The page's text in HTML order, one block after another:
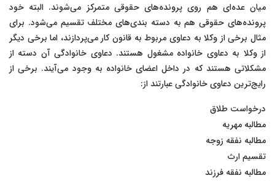
میان عده‌ای هم روی پرونده‌های حقوقی متمرکز می‌شوند. البته خود
پرونده‌های حقوقی هم به دسته بندی‌های مختلف تقسیم می‌شود. برای
مثال برخی از وکلا به دعاوی مربوط به قانون کار می‌پردازند، اما برخی دیگر
از وکلا به دعاوی خانواده مشغول هستند. دعاوی خانوادگی آن دسته از
مشکلاتی هستند که در داخل اعضای خانواده به وجود می‌آیند. برخی از
رایج‌ترین دعاوی خانوادگی عبارتند از:
درخواست طلاق
مطالبه مهریه
مطالبه نفقه زوجه
تقسیم ارث
مطالبه نفقه فرزند